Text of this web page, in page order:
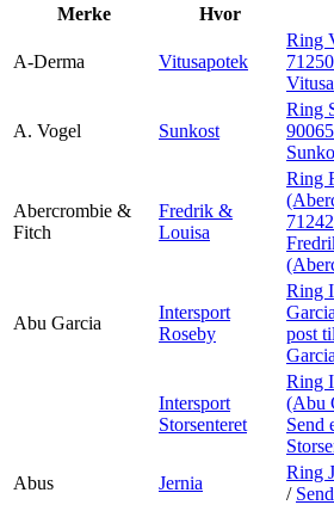
Praktisk informasjon
Ledige stillinger
Finn frem
Merke
Hvor
A-Derma Vitusapotek
Ring
A. Vogel Sunkost
Ring
Abercrombie &
Fitch
Fredrik &
Louisa
Ring
Abu Garcia
Intersport
Roseby
Ring
post
Intersport
Storsenteret
Ring
(Abu
Send
Abus
Jernia
Ring
/